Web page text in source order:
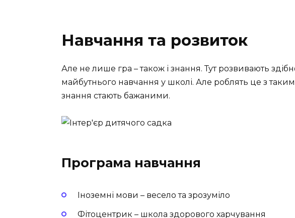
Навчання та розвиток
Але не лише гра – також і знання. Тут розвивають
майбутнього навчання у школі. Але роблять це з
знання стають бажаними.
Програма навчання
Іноземні мови – весело та зрозуміло
Фітоцентрик – школа здорового харчування